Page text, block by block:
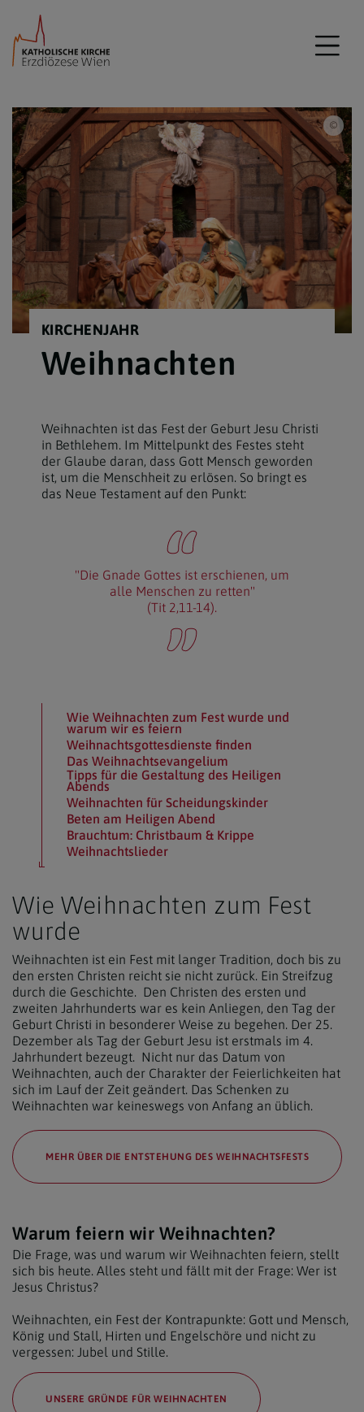
KIRCHENJAHR
Weihnachten
Weihnachten ist das Fest der Geburt Jesu Christi
in Bethlehem. Im Mittelpunkt des Festes steht
der Glaube daran, dass Gott Mensch geworden
ist, um die Menschheit zu erlösen. So bringt es
das Neue Testament auf den Punkt:
"Die Gnade Gottes ist erschienen, um
alle Menschen zu retten"
(Tit 2,11-14).
Wie Weihnachten zum Fest wurde und
warum wir es feiern
Weihnachtsgottesdienste finden
Das Weihnachtsevangelium
Tipps für die Gestaltung des Heiligen
Abends
Weihnachten für Scheidungskinder
Beten am Heiligen Abend
Brauchtum: Christbaum & Krippe
Weihnachtslieder
Wie Weihnachten zum Fest
wurde
Weihnachten ist ein Fest mit langer Tradition, doch bis zu
den ersten Christen reicht sie nicht zurück. Ein Streifzug
durch die Geschichte. Den Christen des ersten und
zweiten Jahrhunderts war es kein Anliegen, den Tag der
Geburt Christi in besonderer Weise zu begehen. Der 25.
Dezember als Tag der Geburt Jesu ist erstmals im 4.
Jahrhundert bezeugt. Nicht nur das Datum von
Weihnachten, auch der Charakter der Feierlichkeiten hat
sich im Lauf der Zeit geändert. Das Schenken zu
Weihnachten war keineswegs von Anfang an üblich.
MEHR ÜBER DIE ENTSTEHUNG DES WEIHNACHTSFESTS
Warum feiern wir Weihnachten?
Die Frage, was und warum wir Weihnachten feiern, stellt
sich bis heute. Alles steht und fällt mit der Frage: Wer ist
Jesus Christus?
Weihnachten, ein Fest der Kontrapunkte: Gott und Mensch,
König und Stall, Hirten und Engelschöre und nicht zu
vergessen: Jubel und Stille.
UNSERE GRÜNDE FÜR WEIHNACHTEN